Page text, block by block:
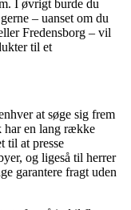
I øvrigt burde du
– uanset om du
Fredensborg – vil
til et
at søge sig frem
har en lang række
til at presse
og ligeså til herrer
garantere fragt uden